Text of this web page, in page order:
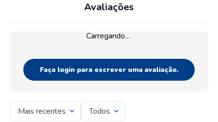
Avaliações
Carregando…
Faça login para escrever uma avaliação.
Mais recentes Todos